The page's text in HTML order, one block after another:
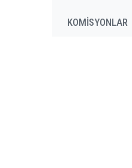
KOMİSYONLAR